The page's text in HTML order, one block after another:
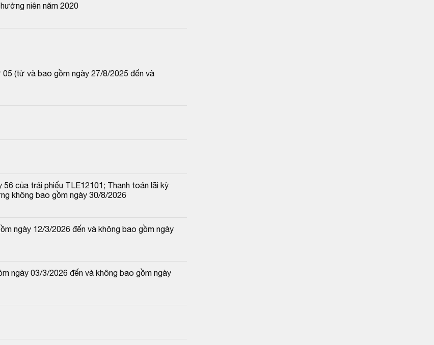
niên năm 2020
(từ và bao gồm ngày 27/8/2025 đến và
của trái phiếu TLE12101; Thanh toán lãi kỳ
không bao gồm ngày 30/8/2026
ngày 12/3/2026 đến và không bao gồm ngày
ngày 03/3/2026 đến và không bao gồm ngày